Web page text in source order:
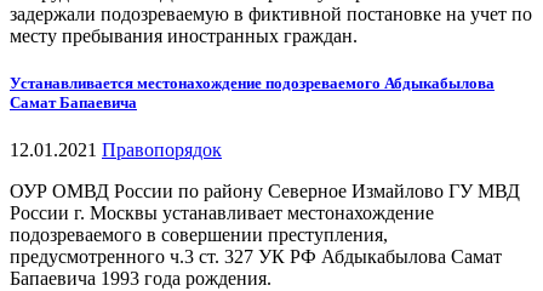
задержали подозреваемую в фиктивной постановке на учет по
месту пребывания иностранных граждан.
Устанавливается местонахождение подозреваемого Абдыкабылова
Самат Бапаевича
12.01.2021 Правопорядок
ОУР ОМВД России по району Северное Измайлово ГУ МВД
России г. Москвы устанавливает местонахождение
подозреваемого в совершении преступления,
предусмотренного ч.3 ст. 327 УК РФ Абдыкабылова Самат
Бапаевича 1993 года рождения.